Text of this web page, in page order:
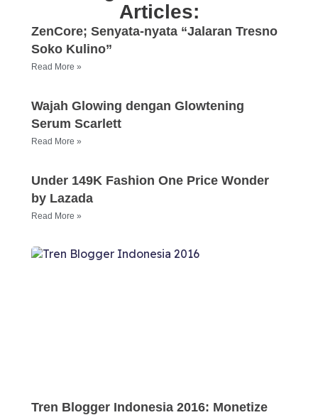
Articles:
ZenCore; Senyata-nyata “Jalaran Tresno
Soko Kulino”
Read More »
Wajah Glowing dengan Glowtening
Serum Scarlett
Read More »
Under 149K Fashion One Price Wonder
by Lazada
Read More »
Tren Blogger Indonesia 2016: Monetize